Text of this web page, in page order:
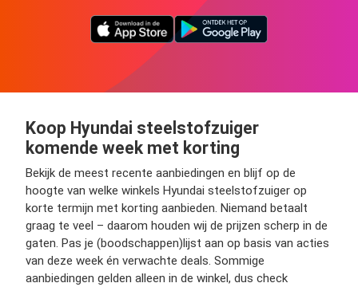
Koop Hyundai steelstofzuiger
komende week met korting
Bekijk de meest recente aanbiedingen en blijf op de
hoogte van welke winkels Hyundai steelstofzuiger op
korte termijn met korting aanbieden. Niemand betaalt
graag te veel – daarom houden wij de prijzen scherp in de
gaten. Pas je (boodschappen)lijst aan op basis van acties
van deze week én verwachte deals. Sommige
aanbiedingen gelden alleen in de winkel, dus check